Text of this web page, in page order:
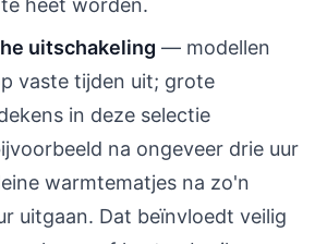
heet worden.
uitschakeling — modellen
vaste tijden uit; grote
in deze selectie
na ongeveer drie uur
warmtematjes na zo'n
uitgaan. Dat beïnvloedt veilig